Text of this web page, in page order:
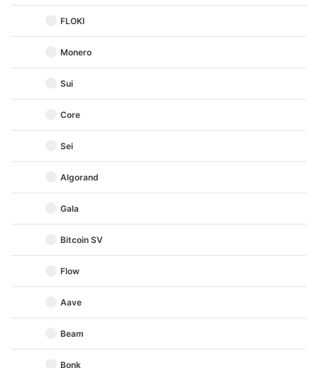
FLOKI
Monero
Sui
Core
Sei
Algorand
Gala
Bitcoin SV
Flow
Aave
Beam
Bonk